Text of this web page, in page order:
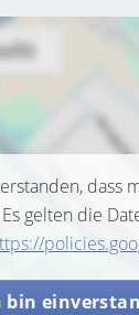
dass
gelten die
bin